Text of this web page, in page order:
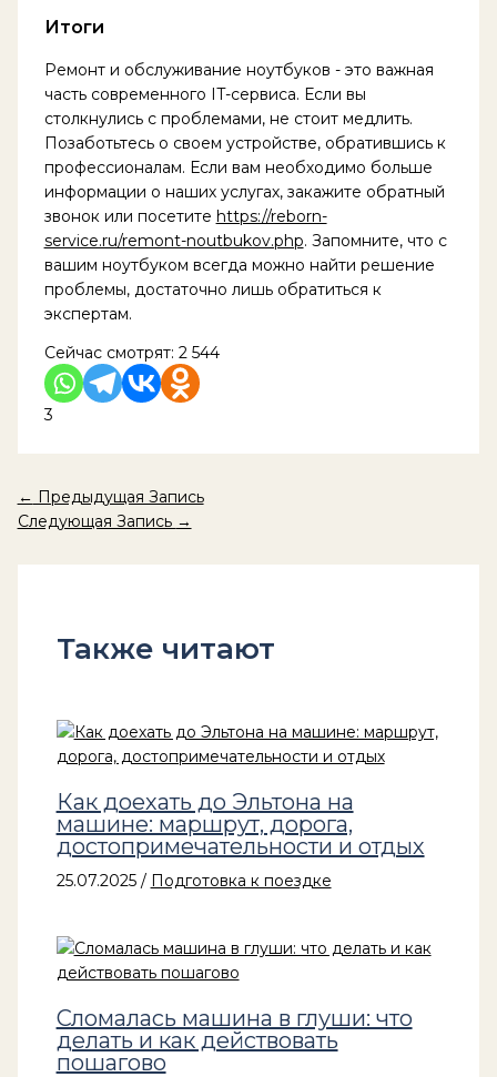
Итоги
Ремонт и обслуживание ноутбуков - это важная
часть современного IT-сервиса. Если вы
столкнулись с проблемами, не стоит медлить.
Позаботьтесь о своем устройстве, обратившись к
профессионалам. Если вам необходимо больше
информации о наших услугах, закажите обратный
звонок или посетите https://reborn-
service.ru/remont-noutbukov.php. Запомните, что с
вашим ноутбуком всегда можно найти решение
проблемы, достаточно лишь обратиться к
экспертам.
Сейчас смотрят: 2 544
3
← Предыдущая Запись
Следующая Запись →
Также читают
Как доехать до Эльтона на
машине: маршрут, дорога,
достопримечательности и отдых
25.07.2025 / Подготовка к поездке
Сломалась машина в глуши: что
делать и как действовать
пошагово